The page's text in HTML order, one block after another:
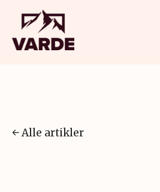
Alle artikler